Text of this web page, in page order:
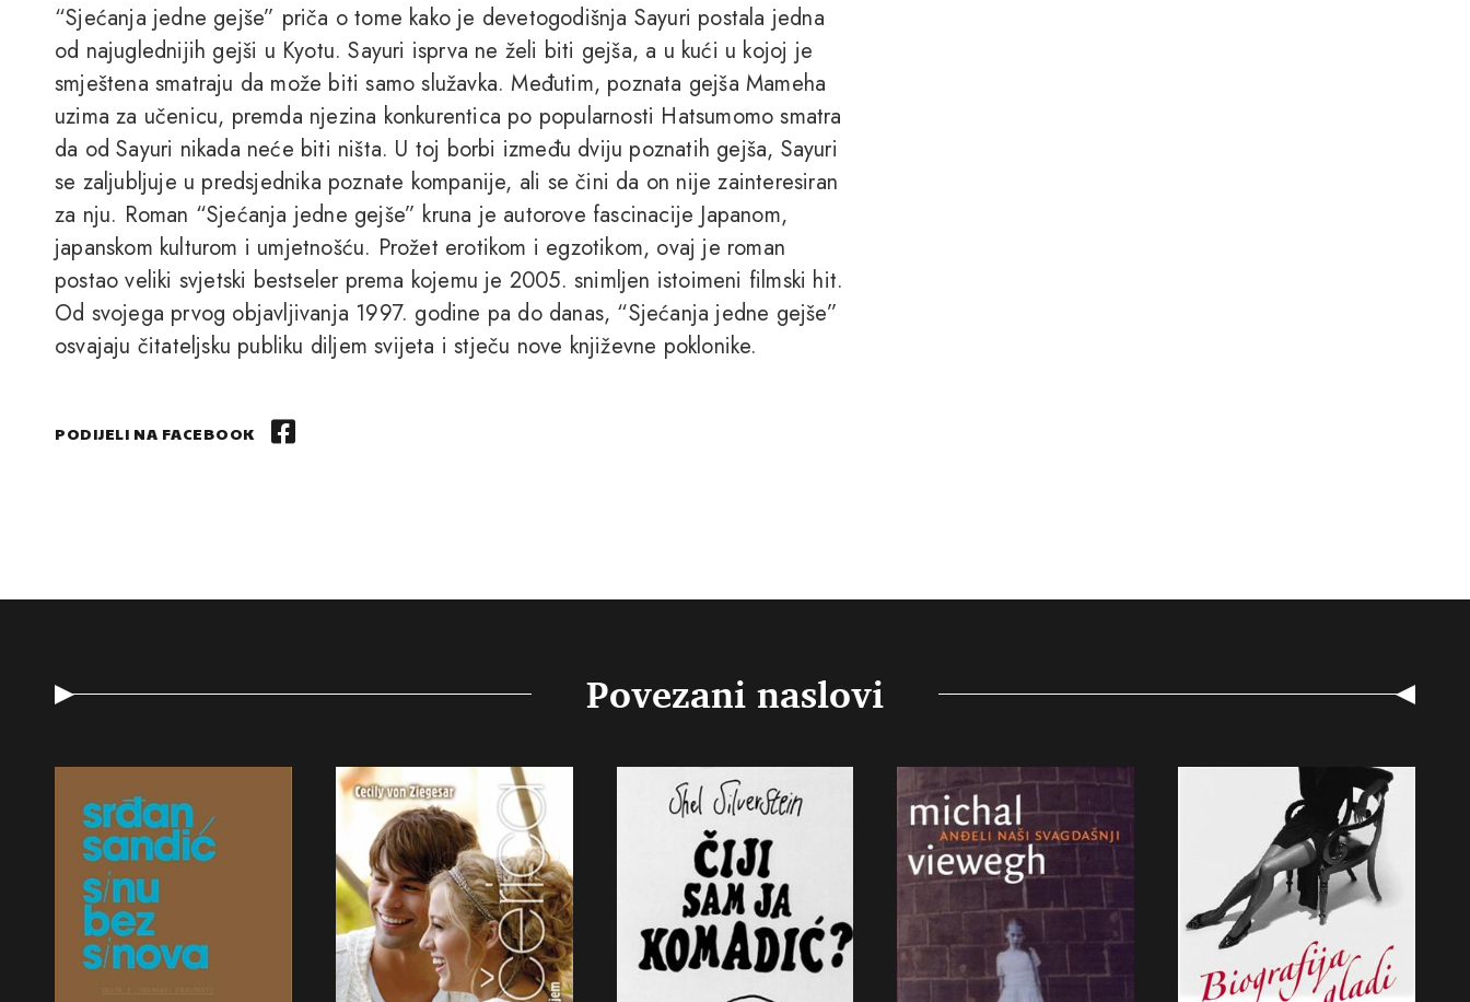
“Sjećanja jedne gejše” priča o tome kako je devetogodišnja Sayuri postala jedna
od najuglednijih gejši u Kyotu. Sayuri isprva ne želi biti gejša, a u kući u kojoj je
smještena smatraju da može biti samo služavka. Međutim, poznata gejša Mameha
uzima za učenicu, premda njezina konkurentica po popularnosti Hatsumomo smatra
da od Sayuri nikada neće biti ništa. U toj borbi između dviju poznatih gejša, Sayuri
se zaljubljuje u predsjednika poznate kompanije, ali se čini da on nije zainteresiran
za nju. Roman “Sjećanja jedne gejše” kruna je autorove fascinacije Japanom,
japanskom kulturom i umjetnošću. Prožet erotikom i egzotikom, ovaj je roman
postao veliki svjetski bestseler prema kojemu je 2005. snimljen istoimeni filmski hit.
Od svojega prvog objavljivanja 1997. godine pa do danas, “Sjećanja jedne gejše”
osvajaju čitateljsku publiku diljem svijeta i stječu nove književne poklonike.
PODIJELI NA FACEBOOK
Povezani naslovi